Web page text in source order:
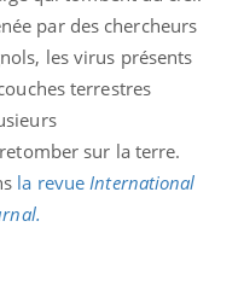
par des chercheurs
les virus présents
terrestres
sur la terre.
la revueInternational